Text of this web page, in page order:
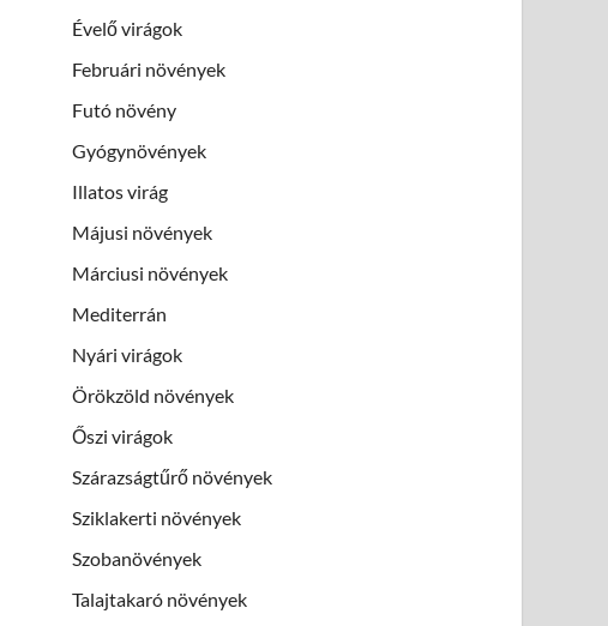
Évelő virágok
Februári növények
Futó növény
Gyógynövények
Illatos virág
Májusi növények
Márciusi növények
Mediterrán
Nyári virágok
Örökzöld növények
Őszi virágok
Szárazságtűrő növények
Sziklakerti növények
Szobanövények
Talajtakaró növények